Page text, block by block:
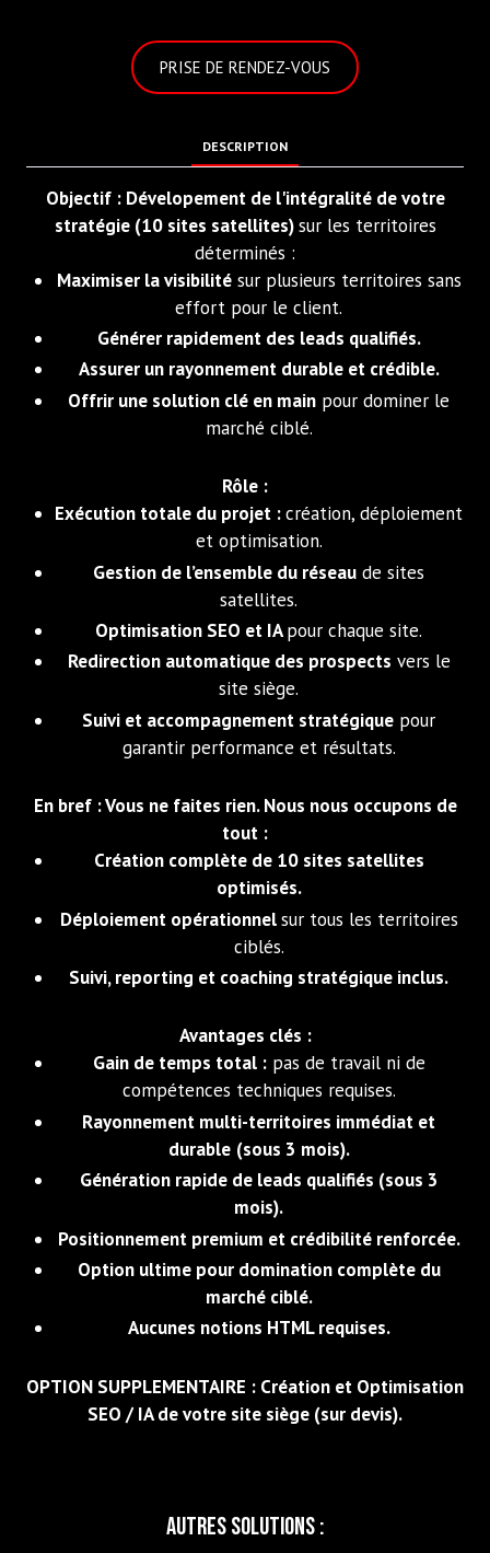
PRISE DE RENDEZ-VOUS
DESCRIPTION
Objectif : Dévelopement de l'intégralité de votre
stratégie (10 sites satellites)sur les territoires
déterminés :
Maximiser la visibilitésur plusieurs territoires sans
effort pour le client.
Générer rapidement des leads qualifiés.
Assurer un rayonnement durable et crédible.
Offrir une solution clé en main pour dominer le
marché ciblé.
Rôle :
Exécution totale du projet :création, déploiement
et optimisation.
Gestion de l’ensemble du réseau de sites
satellites.
Optimisation SEO et IApour chaque site.
Redirection automatique des prospects vers le
site siège.
Suivi et accompagnement stratégique pour
garantir performance et résultats.
En bref : Vous ne faites rien. Nous nous occupons de
tout :
Création complète de 10 sites satellites
optimisés.
Déploiement opérationnelsur tous les territoires
ciblés.
Suivi, reporting et coaching stratégique inclus.
Avantages clés :
Gain de temps total :pas de travail ni de
compétences techniques requises.
Rayonnement multi-territoires immédiat et
durable (sous 3 mois).
Génération rapide de leads qualifiés (sous 3
mois).
Positionnement premium et crédibilité renforcée.
Option ultime pour domination complète du
marché ciblé.
Aucunes notions HTML requises.
OPTION SUPPLEMENTAIRE : Création et Optimisation
SEO / IA de votre site siège (sur devis).
Autres Solutions :